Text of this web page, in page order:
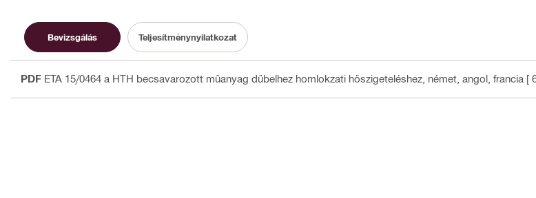
Bevizsgálás Teljesítménynyilatkozat
PDF ETA 15/0464 a HTH becsavarozott műanyag dűbelhez homlokzati hőszigeteléshez , német, angol, francia [